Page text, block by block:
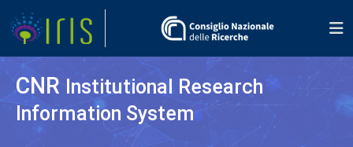
CNR Institutional Research
Information System